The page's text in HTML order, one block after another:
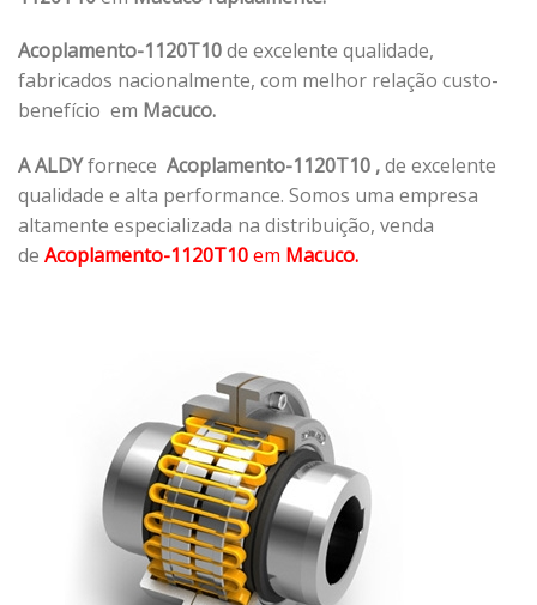
Acoplamento-1120T10de excelente qualidade,
fabricados nacionalmente, com melhor relação custo-
benefício em Macuco.
A ALDYfornece Acoplamento-1120T10 ,de excelente
qualidade e alta performance. Somos uma empresa
altamente especializada na distribuição, venda
de Acoplamento-1120T10em Macuco.